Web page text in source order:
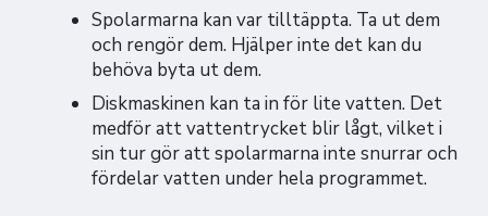
Spolarmarna kan var tilltäppta. Ta ut dem
och rengör dem. Hjälper inte det kan du
behöva byta ut dem.
Diskmaskinen kan ta in för lite vatten. Det
medför att vattentrycket blir lågt, vilket i
sin tur gör att spolarmarna inte snurrar och
fördelar vatten under hela programmet.